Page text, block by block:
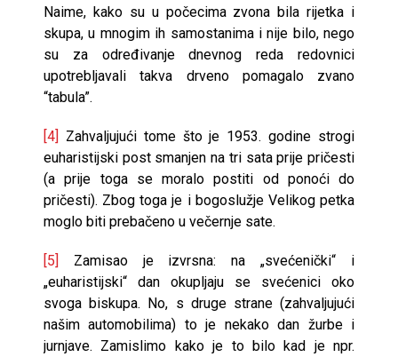
Naime, kako su u počecima zvona bila rijetka i
skupa, u mnogim ih samostanima i nije bilo, nego
su za određivanje dnevnog reda redovnici
upotrebljavali takva drveno pomagalo zvano
“tabula”.
[4] Zahvaljujući tome što je 1953. godine strogi
euharistijski post smanjen na tri sata prije pričesti
(a prije toga se moralo postiti od ponoći do
pričesti). Zbog toga je i bogoslužje Velikog petka
moglo biti prebačeno u večernje sate.
[5]
Zamisao je izvrsna: na „svećenički“ i
„euharistijski“ dan okupljaju se svećenici oko
svoga biskupa. No, s druge strane (zahvaljujući
našim automobilima) to je nekako dan žurbe i
jurnjave. Zamislimo kako je to bilo kad je npr.